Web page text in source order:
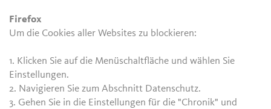
Firefox
Um die Cookies aller Websites zu blockieren:
1. Klicken Sie auf die Menüschaltfläche und wählen Sie
Einstellungen.
2. Navigieren Sie zum Abschnitt Datenschutz.
3. Gehen Sie in die Einstellungen für die "Chronik" und